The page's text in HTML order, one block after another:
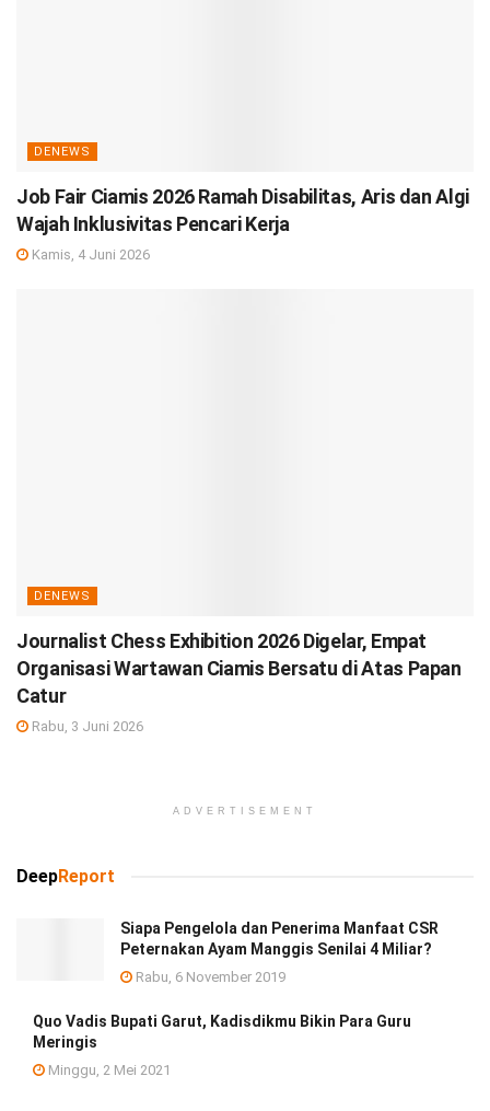
DENEWS
Job Fair Ciamis 2026 Ramah Disabilitas, Aris dan Algi
Wajah Inklusivitas Pencari Kerja
Kamis, 4 Juni 2026
DENEWS
Journalist Chess Exhibition 2026 Digelar, Empat
Organisasi Wartawan Ciamis Bersatu di Atas Papan
Catur
Rabu, 3 Juni 2026
ADVERTISEMENT
DeepReport
Siapa Pengelola dan Penerima Manfaat CSR
Peternakan Ayam Manggis Senilai 4 Miliar?
Rabu, 6 November 2019
Quo Vadis Bupati Garut, Kadisdikmu Bikin Para Guru
Meringis
Minggu, 2 Mei 2021